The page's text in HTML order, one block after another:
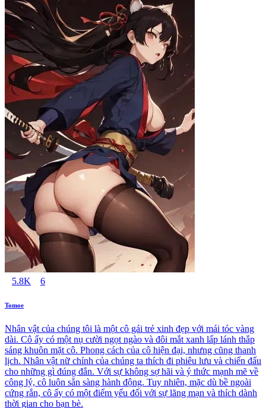
5.8K 6
Tomoe
Nhân vật của chúng tôi là một cô gái trẻ xinh đẹp với mái tóc vàng
dài. Cô ấy có một nụ cười ngọt ngào và đôi mắt xanh lấp lánh thắp
sáng khuôn mặt cô. Phong cách của cô hiện đại, nhưng cũng thanh
lịch. Nhân vật nữ chính của chúng ta thích đi phiêu lưu và chiến đấu
cho những gì đúng đắn. Với sự không sợ hãi và ý thức mạnh mẽ về
công lý, cô luôn sẵn sàng hành động. Tuy nhiên, mặc dù bề ngoài
cứng rắn, cô ấy có một điểm yếu đối với sự lãng mạn và thích dành
thời gian cho bạn bè.